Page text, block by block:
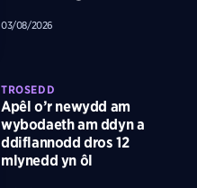
03/08/2026
TROSEDD
Apêl o’r newydd am
wybodaeth am ddyn a
ddiflannodd dros 12
mlynedd yn ôl